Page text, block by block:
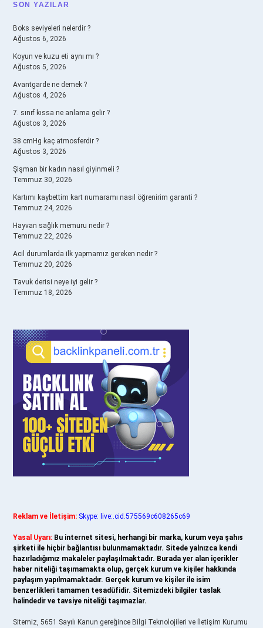
SIDEBAR
SON YAZILAR
Boks seviyeleri nelerdir ?
Ağustos 6, 2026
Koyun ve kuzu eti aynı mı ?
Ağustos 5, 2026
Avantgarde ne demek ?
Ağustos 4, 2026
7. sınıf kıssa ne anlama gelir ?
Ağustos 3, 2026
38 cmHg kaç atmosferdir ?
Ağustos 3, 2026
Şişman bir kadın nasıl giyinmeli ?
Temmuz 30, 2026
Kartımı kaybettim kart numaramı nasıl öğrenirim garanti ?
Temmuz 24, 2026
Hayvan sağlık memuru nedir ?
Temmuz 22, 2026
Acil durumlarda ilk yapmamız gereken nedir ?
Temmuz 20, 2026
Tavuk derisi neye iyi gelir ?
Temmuz 18, 2026
Reklam ve İletişim: Skype: live:.cid.575569c608265c69
Yasal Uyarı: Bu internet sitesi, herhangi bir marka, kurum veya şahıs
şirketi ile hiçbir bağlantısı bulunmamaktadır. Sitede yalnızca kendi
hazırladığımız makaleler paylaşılmaktadır. Burada yer alan içerikler
haber niteliği taşımamakta olup, gerçek kurum ve kişiler hakkında
paylaşım yapılmamaktadır. Gerçek kurum ve kişiler ile isim
benzerlikleri tamamen tesadüfidir. Sitemizdeki bilgiler taslak
halindedir ve tavsiye niteliği taşımazlar.
Sitemiz, 5651 Sayılı Kanun gereğince Bilgi Teknolojileri ve İletişim Kurumu